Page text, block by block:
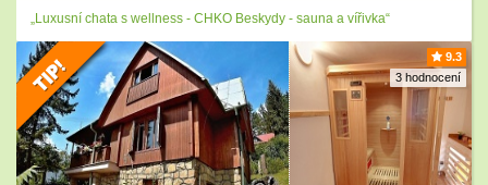
„Luxusní chata s wellness - CHKO Beskydy - sauna a vířivka“
9.3
3 hodnocení